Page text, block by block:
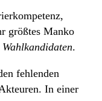
größtes Manko
.
fehlenden
In einer